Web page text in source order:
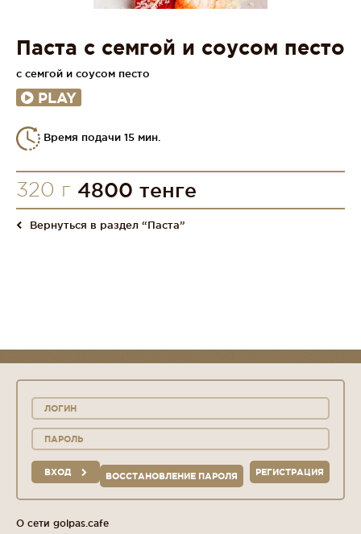
Паста с семгой и соусом песто
с семгой и соусом песто
PLAY
Время подачи 15 мин.
320 г 4800 тенге
Вернуться в раздел “Паста”
ВХОД РЕГИСТРАЦИЯ
ВОССТАНОВЛЕНИЕ ПАРОЛЯ
О сети golpas.cafe